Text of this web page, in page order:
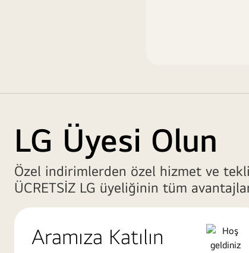
LG Üyesi Olun
Özel indirimlerden özel hizmet ve
ÜCRETSİZ LG üyeliğinin tüm
Aramıza Katılın